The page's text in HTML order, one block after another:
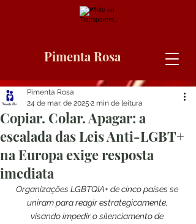
Pimenta Rosa
Copiar. Colar. Apagar: a
escalada das Leis Anti-LGBT+
na Europa exige resposta
imediata
Pimenta Rosa
24 de mar. de 2025 2 min de leitura
Organizações LGBTQIA+ de cinco países se
uniram para reagir estrategicamente,
visando impedir o silenciamento de